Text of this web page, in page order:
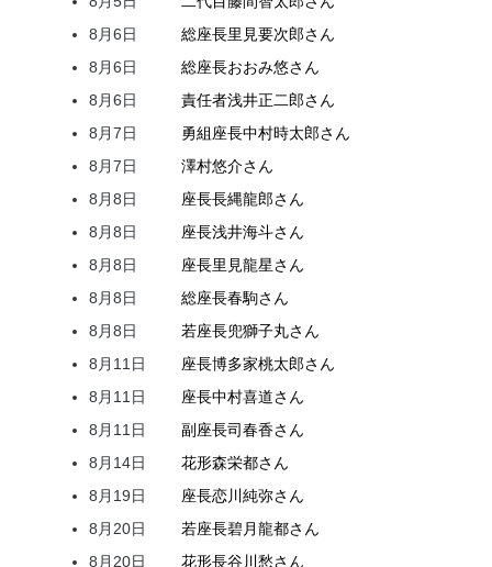
8月6日
総座長里見要次郎さん
8月6日
総座長おおみ悠さん
8月6日
責任者浅井正二郎さん
8月7日
勇組座長中村時太郎さん
8月7日
澤村悠介さん
8月8日
座長長縄龍郎さん
8月8日
座長浅井海斗さん
8月8日
座長里見龍星さん
8月8日
総座長春駒さん
8月8日
若座長兜獅子丸さん
8月11日
座長博多家桃太郎さん
8月11日
座長中村喜道さん
8月11日
副座長司春香さん
8月14日
花形森栄都さん
8月19日
座長恋川純弥さん
8月20日
若座長碧月龍都さん
8月20日
花形長谷川愁さん